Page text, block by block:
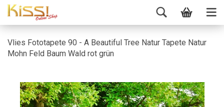
Vlies Fototapete 90 - A Beautiful Tree Natur Tapete Natur
Mohn Feld Baum Wald rot grün